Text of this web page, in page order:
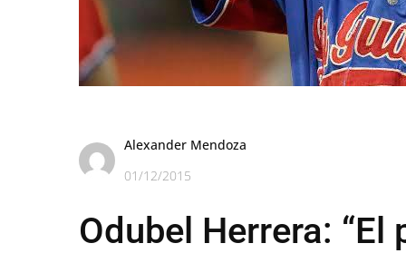
Alexander Mendoza
01/12/2015
Odubel Herrera: